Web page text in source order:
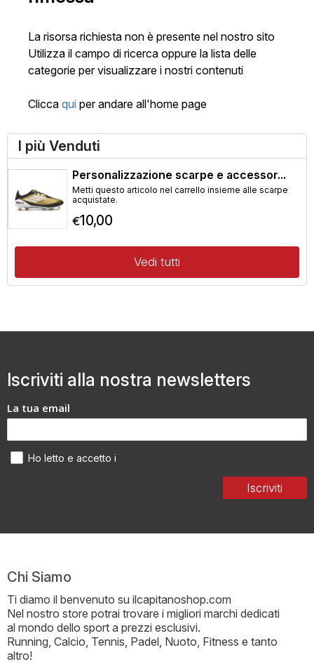
La risorsa richiesta non è presente nel nostro sito
Utilizza il campo di ricerca oppure la lista delle
categorie per visualizzare i nostri contenuti
Clicca qui per andare all'home page
I più Venduti
Personalizzazione scarpe e accessor...
Metti questo articolo nel carrello insieme alle scarpe
acquistate.
€10,00
Vedi tutti
Iscriviti alla nostra newsletters
La tua email
Iscriviti
Ho letto e accetto i
Chi Siamo
Ti diamo il benvenuto su ilcapitanoshop.com
Nel nostro store potrai trovare i migliori marchi dedicati
al mondo dello sport a prezzi esclusivi.
Running, Calcio, Tennis, Padel, Nuoto, Fitness e tanto
altro!